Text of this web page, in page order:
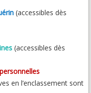
(accessibles dès
(accessibles dès
en l’enclassement sont